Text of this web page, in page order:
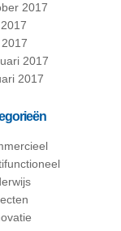
2017
2017
2017